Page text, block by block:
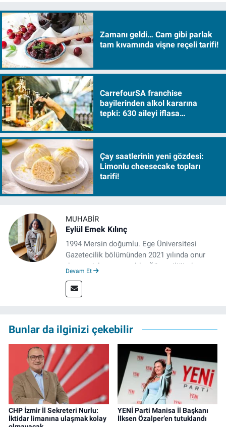
Zamanı geldi… Cam gibi parlak
tam kıvamında vişne reçeli tarifi!
CarrefourSA franchise
bayilerinden alkol kararına
tepki: 630 aileyi iflasa
Çay saatlerinin yeni gözdesi:
Limonlu cheesecake topları
tarifi!
MUHABIR
Eylül Emek Kılınç
1994 Mersin doğumlu. Ege Üniversitesi
Gazetecilik bölümünden 2021 yılında onur
derecesiyle mezun oldu. Öğrenciliğinde
deneyimin dışında kapatılana kadar Artı TV
ve TELE1 TV Ankara bürolarında editör ve
Devam Et
Bunlar da ilginizi çekebilir
CHP İzmir İl Sekreteri Nurlu:
İktidar limanına ulaşmak kolay
YENİ Parti Manisa İl Başkanı
İlksen Özalper’en tutuklandı